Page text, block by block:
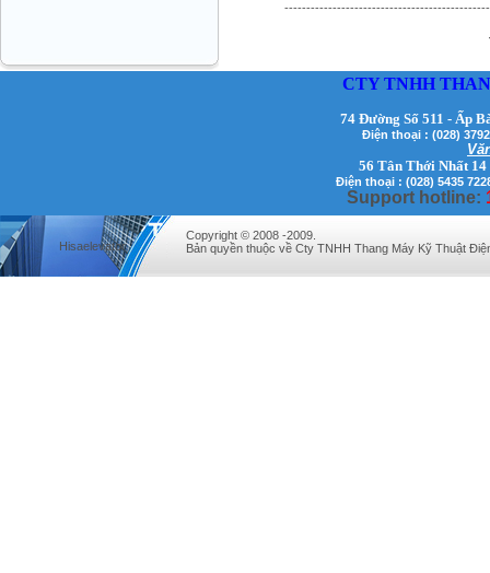
CTY TNHH
74 Đường Số 511 - Ấp
Điện thoại : (028)
56 Tân Thới Nhất
Điện thoại : (028) 5435
Support hotline:
Hisaelevator
Copyright © 2008 -2009.
Bản quyền thuộc về Cty TNHH Thang Máy Kỹ Thuật